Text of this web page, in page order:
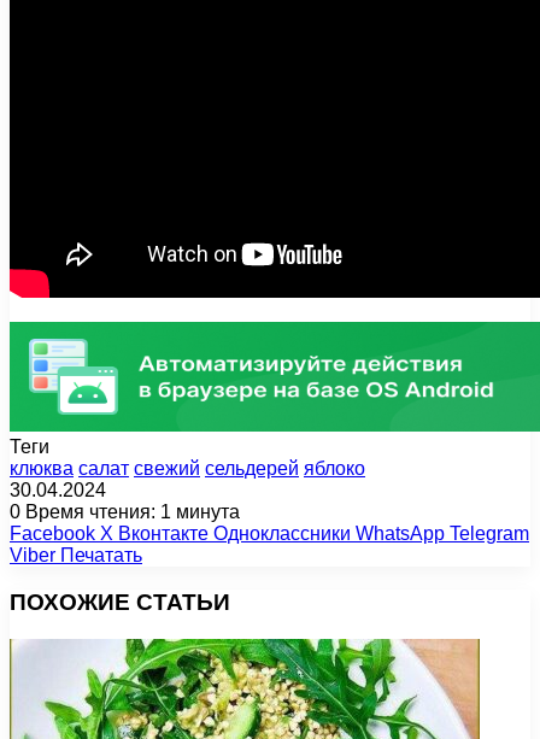
Теги
клюква салат свежий сельдерей яблоко
30.04.2024
0 Время чтения: 1 минута
Facebook X Вконтакте Одноклассники WhatsApp Telegram
Viber Печатать
ПОХОЖИЕ СТАТЬИ